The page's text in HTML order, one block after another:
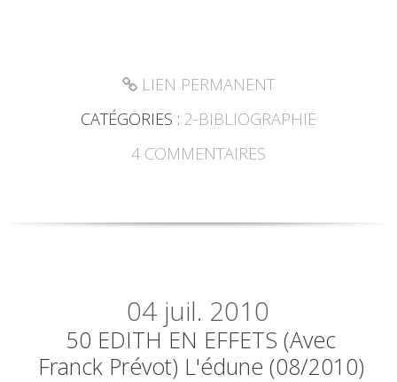
LIEN PERMANENT
CATÉGORIES : 2-BIBLIOGRAPHIE
4 COMMENTAIRES
04 juil. 2010
50 EDITH EN EFFETS (avec
Franck Prévot) L'édune (08/2010)